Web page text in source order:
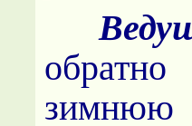
зимнюю